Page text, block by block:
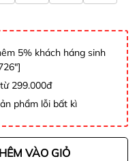
5% khách háng sinh
299.000đ
phẩm lỗi bất kì
VÀO GIỎ